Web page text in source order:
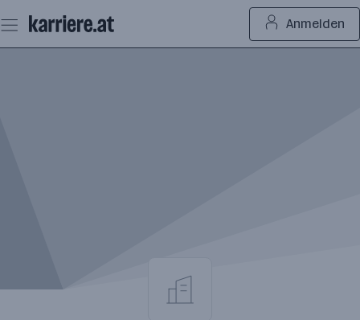
Seiteninhalt
springen
Anmelden